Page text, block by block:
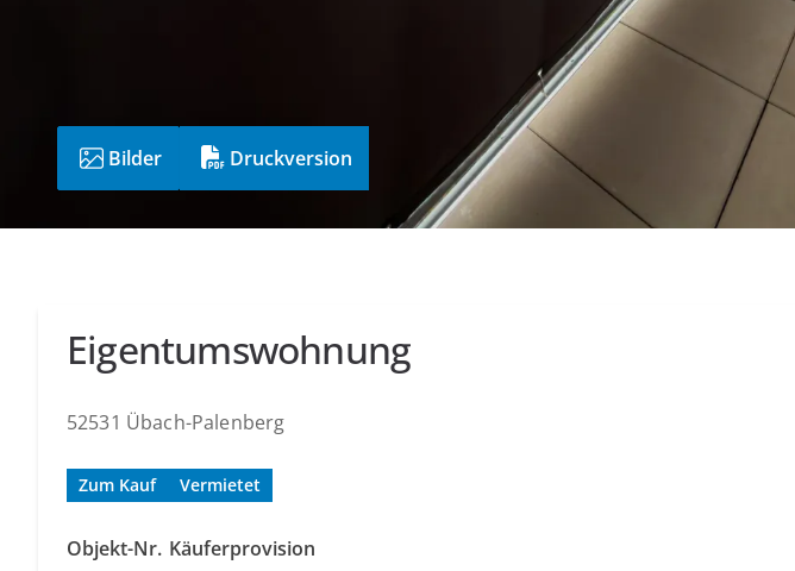
Bilder Druckversion
Eigentumswohnung
52531 Übach-Palenberg
Zum Kauf Vermietet
Objekt-Nr. Käuferprovision